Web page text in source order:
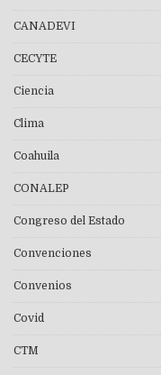
CANADEVI
CECYTE
Ciencia
Clima
Coahuila
CONALEP
Congreso del Estado
Convenciones
Convenios
Covid
CTM